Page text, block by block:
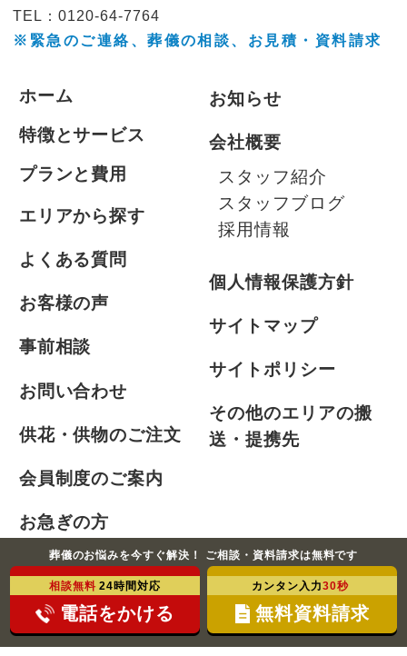
葬儀のお悩みを今すぐ解決！ ご相談・資料請求は無料です
相談無料 24時間対応
電話をかける
カンタン入力30秒
無料資料請求
TEL：0120-64-7764
※緊急のご連絡、葬儀の相談、 お見積・資料請求
ホーム
特徴とサービス
プランと費用
エリアから探す
よくある質問
お客様の声
事前相談
お問い合わせ
供花・供物のご注文
会員制度のご案内
お急ぎの方
お知らせ
会社概要
スタッフ紹介
スタッフブログ
採用情報
個人情報保護方針
サイトマップ
サイトポリシー
その他のエリアの搬
送・提携先
©2021-2026 ふじみ式典株式会社 All Rights Reserved.